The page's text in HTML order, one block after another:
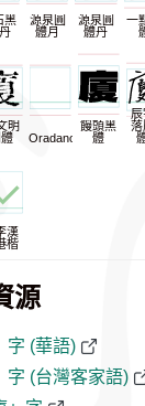
黑
源泉圓
體月
源泉圓
體丹
一
明
Oradano
饅頭黑
體
辰
落
漢
楷
源
字 (華語)
字 (台灣客家語)